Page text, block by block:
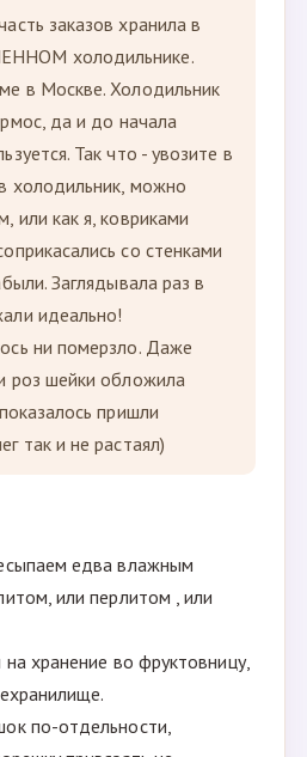
чем на улице)
метод!
заказов хранила в
холодильнике.
в Москве. Холодильник
да и до начала
Так что - увозите в
холодильник, можно
идеально!
роз шейки обложила
так и не растаял)